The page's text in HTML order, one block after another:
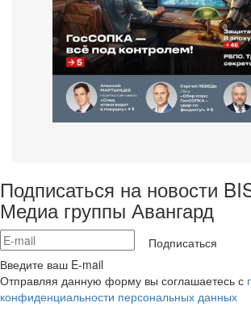
Подписаться на новости
Медиа группы Авангард
Подписаться
Введите ваш E-mail
Отправляя данную форму вы соглашаетесь с
конфиденциальности персональных данных